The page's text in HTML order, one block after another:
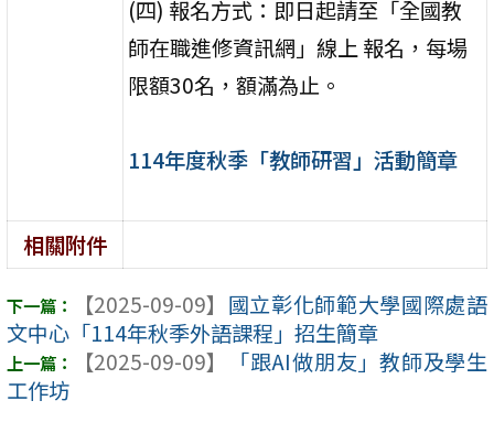
(四) 報名方式：即日起請至「全國教
師在職進修資訊網」線上 報名，每場
限額30名，額滿為止。
114年度秋季「教師研習」活動簡章
相關附件
【2025-09-09】 國立彰化師範大學國際處語
文中心「114年秋季外語課程」招生簡章
【2025-09-09】
「跟AI做朋友」教師及學生
工作坊